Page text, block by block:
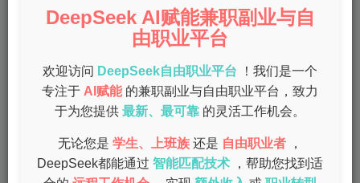
0 141
手机应用的使用越来越广泛，deepseek作为一款备受关注
的手机应用，它的功能和便捷性让用户惊喜不已。今天，我
们将为大家提供一份详细的手机deepseek使用教程，帮助
大家轻松搞定安装与部署。
一、deepseek简介
DeepSeek AI赋能兼职副业与自
由职业平台
欢迎访问 DeepSeek自由职业平台
！我们是一个
专注于 AI赋能 的兼职副业与自由职业平台，致力
于为您提供 最新、最可靠 的灵活工作机会。
无论您是 学生、上班族 还是 自由职业者
，
DeepSeek都能通过 智能匹配技术
，帮助您找到适